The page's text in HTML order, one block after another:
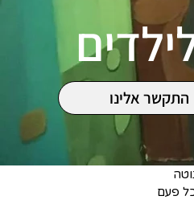
התקשר אלינו
פעם